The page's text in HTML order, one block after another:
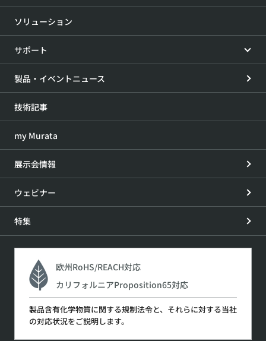
ソリューション
サポート
製品・イベントニュース
技術記事
my Murata
展示会情報
ウェビナー
特集
欧州RoHS/REACH対応
カリフォルニアProposition65対応
製品含有化学物質に関する規制法令と、それらに対する当社
の対応状況をご説明します。